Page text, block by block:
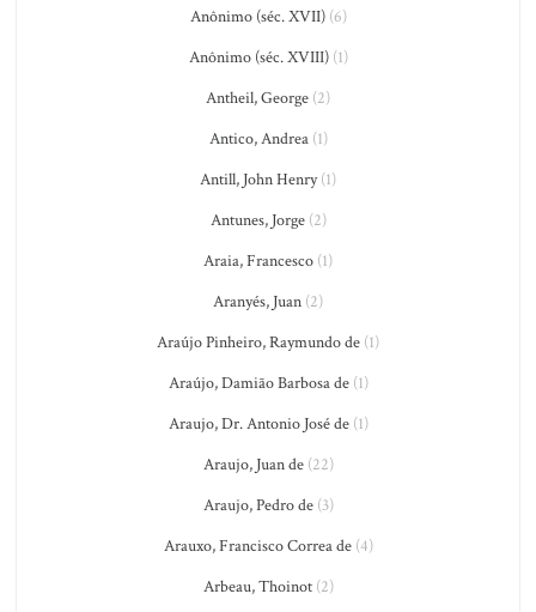
Anônimo (séc. XVII)(6)
Anônimo (séc. XVIII)(1)
Antheil, George (2)
Antico, Andrea(1)
Antill, John Henry(1)
Antunes, Jorge(2)
Araia, Francesco (1)
Aranyés, Juan (2)
Araújo Pinheiro, Raymundo de (1)
Araújo, Damião Barbosa de(1)
Araujo, Dr. Antonio José de(1)
Araujo, Juan de(22)
Araujo, Pedro de(3)
Arauxo, Francisco Correa de(4)
Arbeau, Thoinot(2)